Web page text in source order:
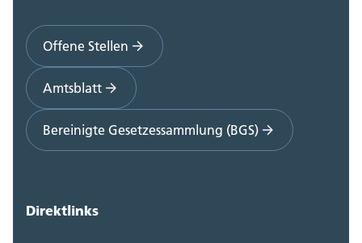
Offene Stellen
Amtsblatt
Bereinigte Gesetzessammlung (BGS)
Direktlinks